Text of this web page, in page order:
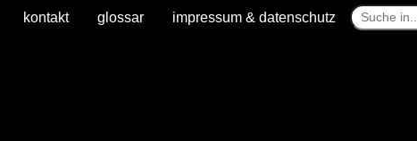
kontakt glossar impressum & datenschutz